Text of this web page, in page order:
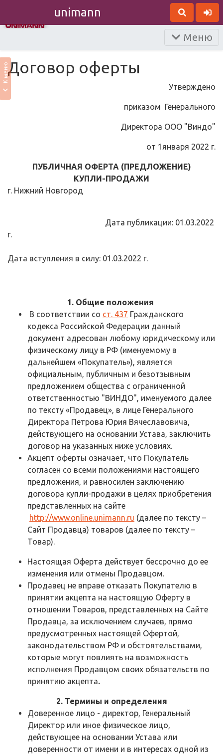
unimann
Меню
К менюДоговор оферты
Утверждено
приказом Генерального
Директора ООО "Виндо"
от 1января 2022 г.
ПУБЛИЧНАЯ ОФЕРТА (ПРЕДЛОЖЕНИЕ)
КУПЛИ-ПРОДАЖИ
г. Нижний Новгород
Дата публикации: 01.03.2022
г.
Дата вступления в силу: 01.03.2022 г.
1. Общие положения
В соответствии со ст. 437 Гражданского
кодекса Российской Федерации данный
документ адресован любому юридическому или
физическому лицу в РФ (именуемому в
дальнейшем «Покупатель»), является
официальным, публичным и безотзывным
предложением общества с ограниченной
ответственностью "ВИНДО", именуемого далее
по тексту «Продавец», в лице Генерального
Директора Петрова Юрия Вячеславовича,
действующего на основании Устава, заключить
договор на указанных ниже условиях.
Акцепт оферты означает, что Покупатель
согласен со всеми положениями настоящего
предложения, и равносилен заключению
договора купли-продажи в целях приобретения
представленных на сайте
http://www.online.unimann.ru (далее по тексту –
Сайт Продавца) товаров (далее по тексту –
Товар).
Настоящая Оферта действует бессрочно до ее
изменения или отмены Продавцом.
Продавец не вправе отказать Покупателю в
принятии акцепта на настоящую Оферту в
отношении Товаров, представленных на Сайте
Продавца, за исключением случаев, прямо
предусмотренных настоящей Офертой,
законодательством РФ и обстоятельствами,
которые могут повлиять на возможность
исполнения Продавцом своих обязательств по
принятию акцепта.
2. Термины и определения
Доверенное лицо - директор, Генеральный
Директор или иное физическое лицо,
действующее на основании Устава или
доверенности от имени и в интересах одной из